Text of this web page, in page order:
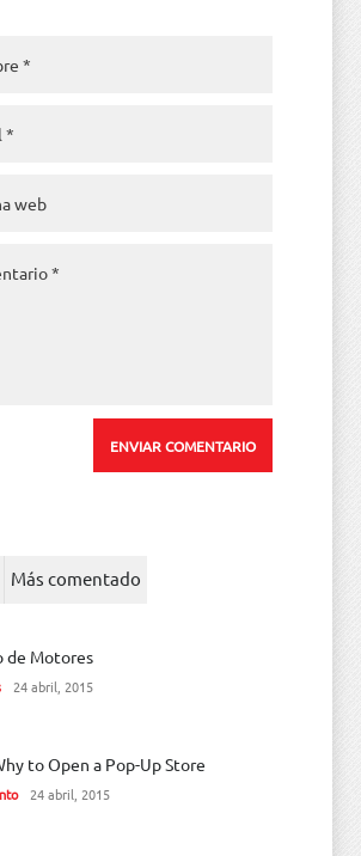
Más comentado
de Motores
24 abril, 2015
to Open a Pop-Up Store
24 abril, 2015